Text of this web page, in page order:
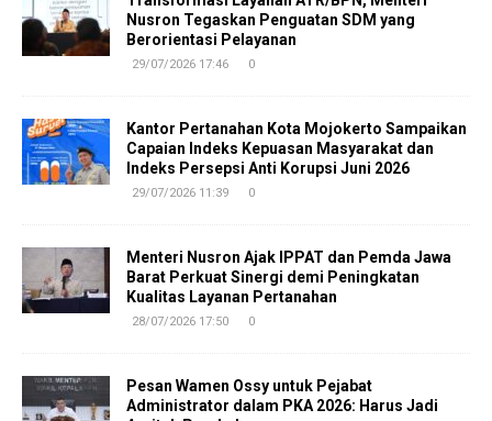
Nusron Tegaskan Penguatan SDM yang
Berorientasi Pelayanan
29/07/2026 17:46 0
Kantor Pertanahan Kota Mojokerto Sampaikan
Capaian Indeks Kepuasan Masyarakat dan
Indeks Persepsi Anti Korupsi Juni 2026
29/07/2026 11:39 0
Menteri Nusron Ajak IPPAT dan Pemda Jawa
Barat Perkuat Sinergi demi Peningkatan
Kualitas Layanan Pertanahan
28/07/2026 17:50 0
Pesan Wamen Ossy untuk Pejabat
Administrator dalam PKA 2026: Harus Jadi